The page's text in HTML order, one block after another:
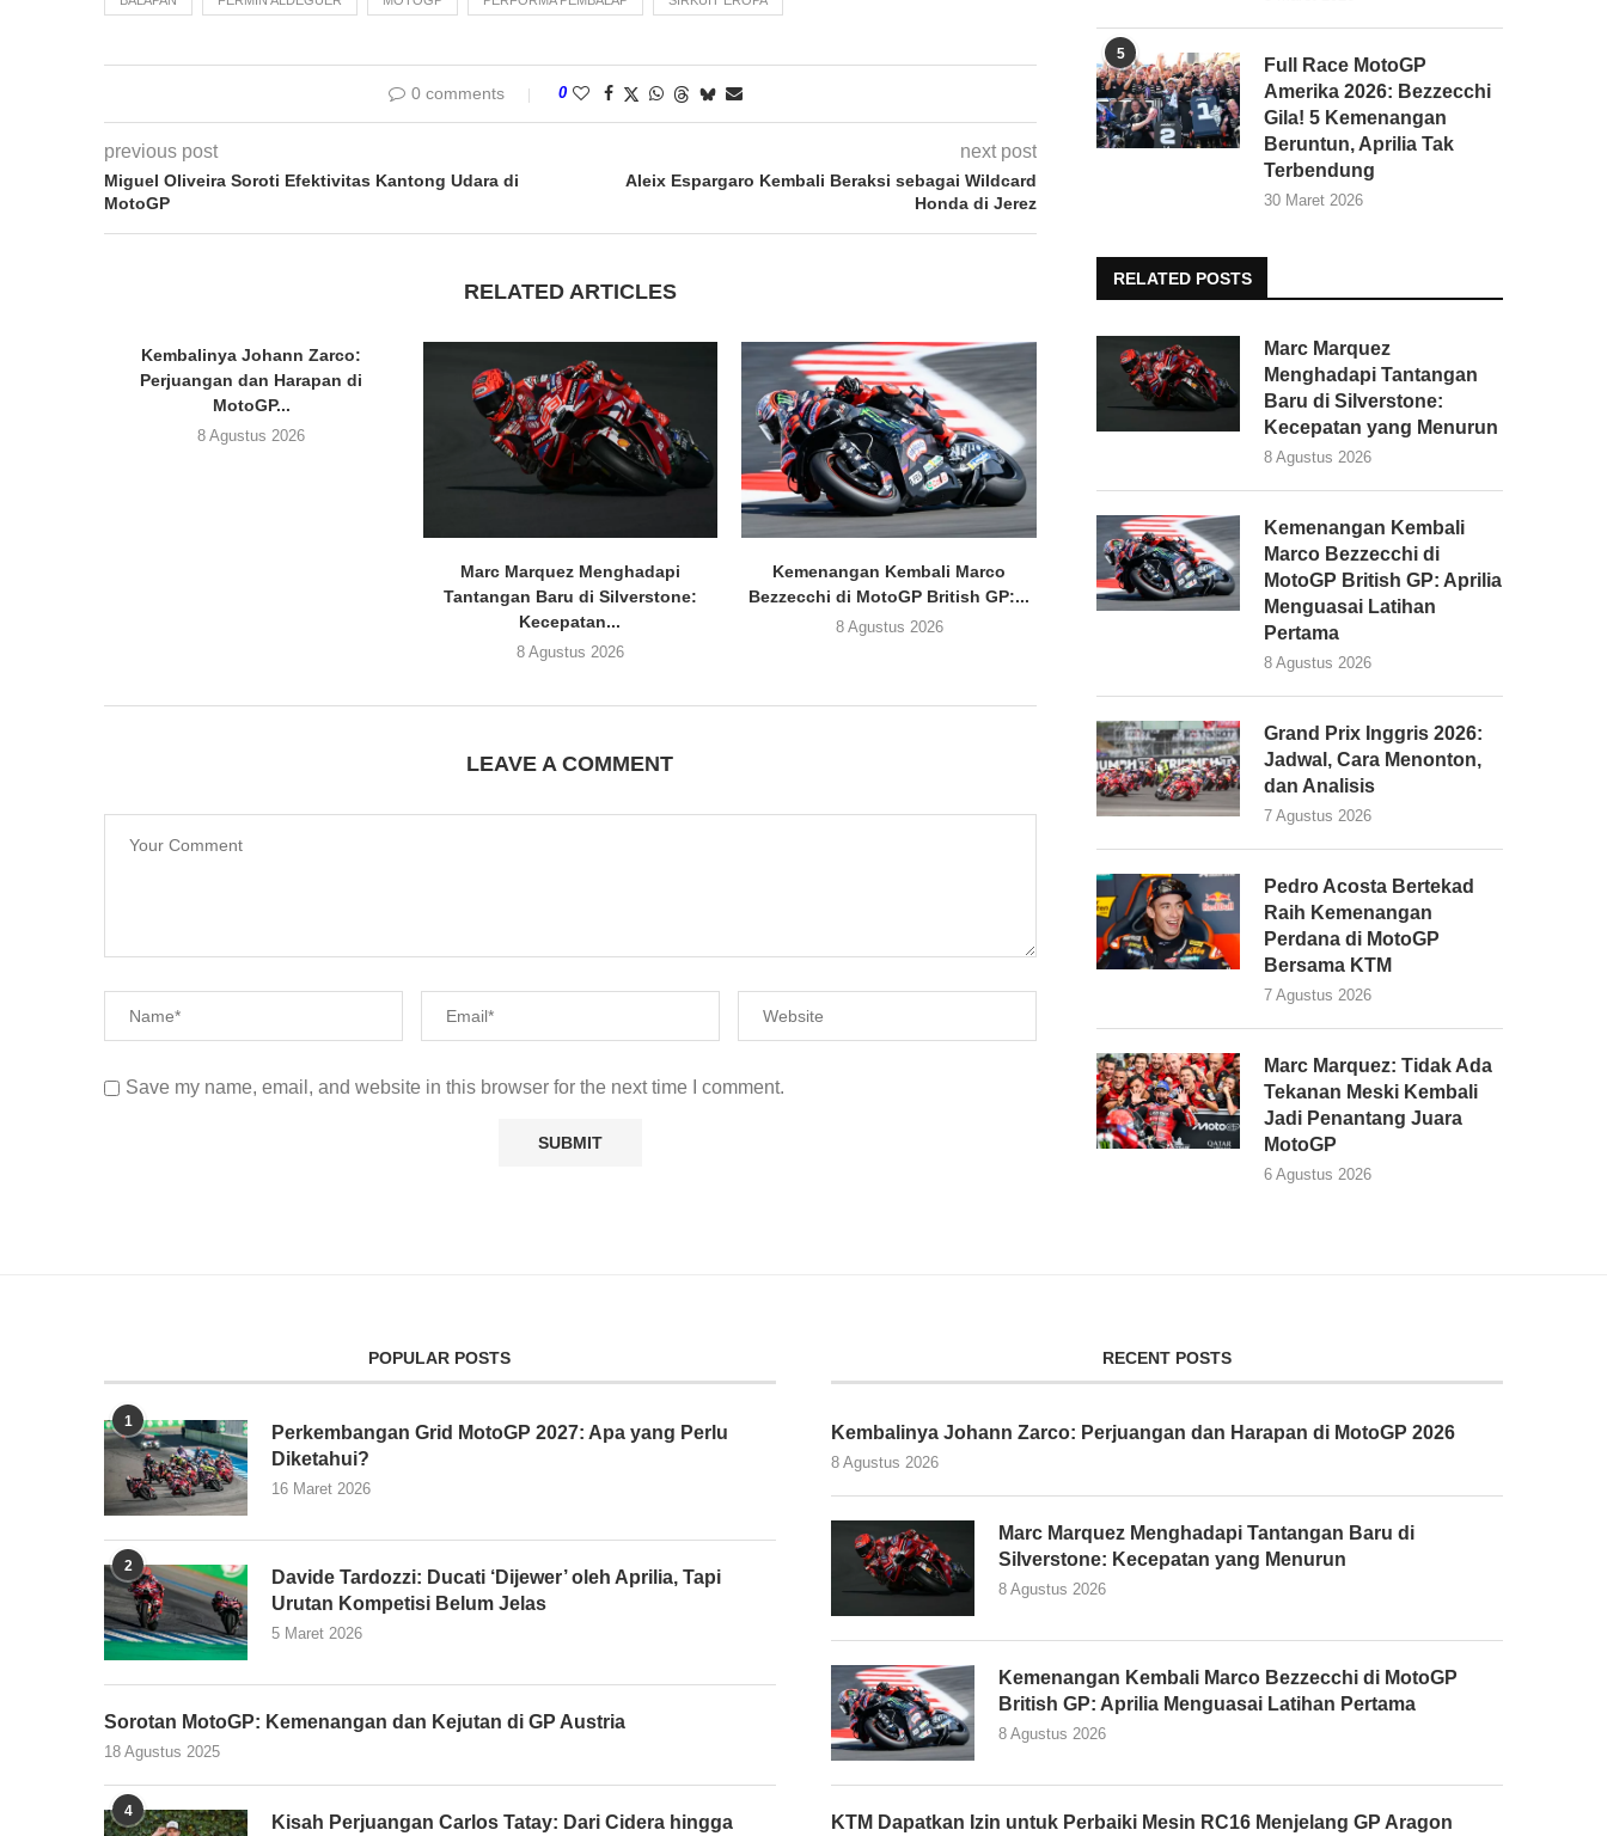
0 comments 0
previous post
Miguel Oliveira Soroti Efektivitas Kantong Udara di
MotoGP
next post
Aleix Espargaro Kembali Beraksi sebagai Wildcard
Honda di Jerez
RELATED ARTICLES
Kembalinya Johann Zarco:
Perjuangan dan Harapan di
MotoGP...
8 Agustus 2026
Marc Marquez Menghadapi
Tantangan Baru di Silverstone:
Kecepatan...
8 Agustus 2026
Kemenangan Kembali Marco
Bezzecchi di MotoGP British GP:...
8 Agustus 2026
LEAVE A COMMENT
Save my name, email, and website in this browser for the next time I comment.
5
Full Race MotoGP
Amerika 2026: Bezzecchi
Gila! 5 Kemenangan
Beruntun, Aprilia Tak
Terbendung
30 Maret 2026
RELATED POSTS
Marc Marquez
Menghadapi Tantangan
Baru di Silverstone:
Kecepatan yang Menurun
8 Agustus 2026
Kemenangan Kembali
Marco Bezzecchi di
MotoGP British GP: Aprilia
Menguasai Latihan
Pertama
8 Agustus 2026
Grand Prix Inggris 2026:
Jadwal, Cara Menonton,
dan Analisis
7 Agustus 2026
Pedro Acosta Bertekad
Raih Kemenangan
Perdana di MotoGP
Bersama KTM
7 Agustus 2026
Marc Marquez: Tidak Ada
Tekanan Meski Kembali
Jadi Penantang Juara
MotoGP
6 Agustus 2026
POPULAR POSTS
1
Perkembangan Grid MotoGP 2027: Apa yang Perlu
Diketahui?
16 Maret 2026
2
Davide Tardozzi: Ducati ‘Dijewer’ oleh Aprilia, Tapi
Urutan Kompetisi Belum Jelas
5 Maret 2026
Sorotan MotoGP: Kemenangan dan Kejutan di GP Austria
18 Agustus 2025
4
Kisah Perjuangan Carlos Tatay: Dari Cidera hingga
RECENT POSTS
Kembalinya Johann Zarco: Perjuangan dan Harapan di MotoGP 2026
8 Agustus 2026
Marc Marquez Menghadapi Tantangan Baru di
Silverstone: Kecepatan yang Menurun
8 Agustus 2026
Kemenangan Kembali Marco Bezzecchi di MotoGP
British GP: Aprilia Menguasai Latihan Pertama
8 Agustus 2026
KTM Dapatkan Izin untuk Perbaiki Mesin RC16 Menjelang GP Aragon